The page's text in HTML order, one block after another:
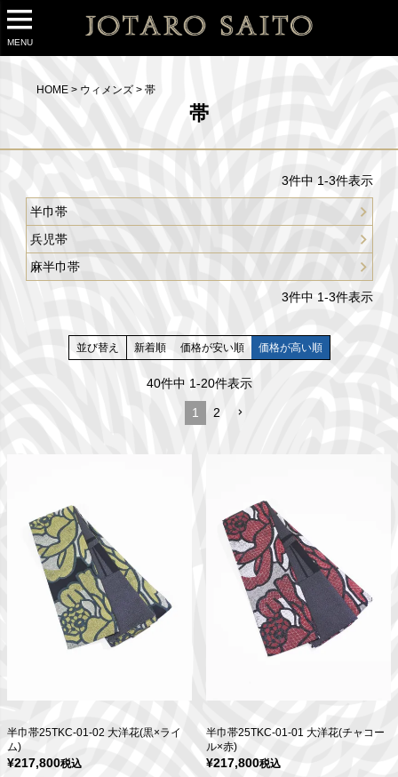
MENU
HOME ウィメンズ 帯
帯
3件中 1-3件表示
半巾帯
兵児帯
麻半巾帯
3件中 1-3件表示
並び替え 新着順 価格が安い順 価格が高い順
40件中 1-20件表示
1 2
半巾帯25TKC-01-02 大洋花(黒×ライ
ム)
¥217,800税込
半巾帯25TKC-01-01 大洋花(チャコー
ル×赤)
¥217,800税込